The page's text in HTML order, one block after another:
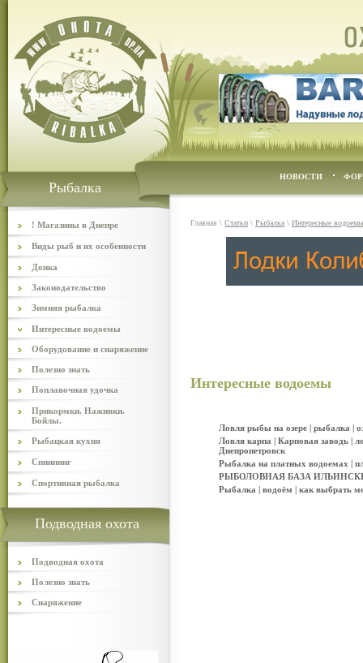
Рыбалка
НОВОСТИ
! Магазины в Днепре
Виды рыб и их особенности
Донка
Законодательство
Зимняя рыбалка
Интересные водоемы
Оборудование и снаряжение
Полезно знать
Поплавочная удочка
Прикормки. Наживки.
Бойлы.
Рыбацкая кухня
Спиннинг
Спортивная рыбалка
Подводная охота
Подводная охота
Полезно знать
Снаряжение
Главная \ Статьи \ Рыбалка \ Интересные водоемы
Интересные водоемы
Ловля рыбы на озере | рыбалка |
Ловля карпа | Карповая заводь |
Днепропетровск
Рыбалка на платных водоемах |
РЫБОЛОВНАЯ БАЗА
Рыбалка | водоём | как выбрать